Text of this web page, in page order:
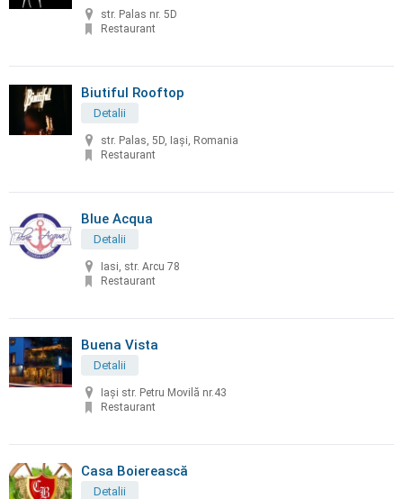
str. Palas nr. 5D
Restaurant
Biutiful Rooftop
Detalii
str. Palas, 5D, Iași, Romania
Restaurant
Blue Acqua
Detalii
Iasi, str. Arcu 78
Restaurant
Buena Vista
Detalii
Iași str. Petru Movilă nr.43
Restaurant
Casa Boierească
Detalii